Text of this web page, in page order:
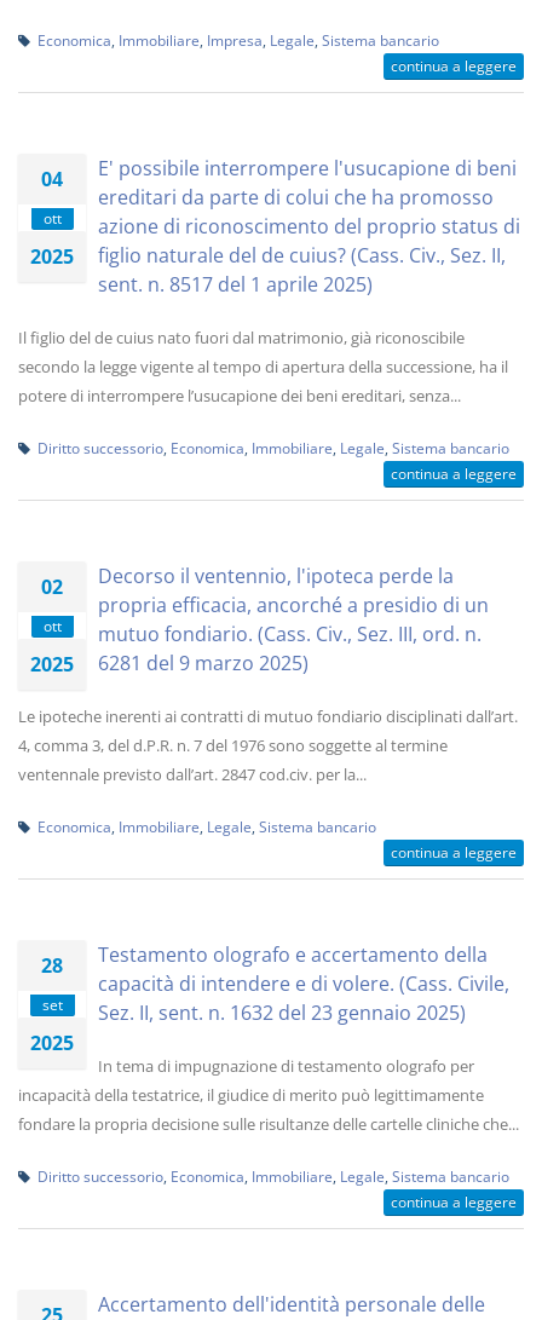
Economica Immobiliare Impresa Legale Sistema bancario
continua a leggere
04
ott
2025
E' possibile interrompere l'usucapione di beni
ereditari da parte di colui che ha promosso
azione di riconoscimento del proprio status di
figlio naturale del de cuius? (Cass. Civ., Sez. II,
sent. n. 8517 del 1 aprile 2025)
Il figlio del de cuius nato fuori dal matrimonio, già riconoscibile
secondo la legge vigente al tempo di apertura della successione, ha il
potere di interrompere l’usucapione dei beni ereditari, senza...
Diritto successorio Economica Immobiliare Legale Sistema bancario
continua a leggere
02
ott
2025
Decorso il ventennio, l'ipoteca perde la
propria efficacia, ancorché a presidio di un
mutuo fondiario. (Cass. Civ., Sez. III, ord. n.
6281 del 9 marzo 2025)
Le ipoteche inerenti ai contratti di mutuo fondiario disciplinati dall’art.
4, comma 3, del d.P.R. n. 7 del 1976 sono soggette al termine
ventennale previsto dall’art. 2847 cod.civ. per la...
Economica Immobiliare Legale Sistema bancario
continua a leggere
28
set
2025
Testamento olografo e accertamento della
capacità di intendere e di volere. (Cass. Civile,
Sez. II, sent. n. 1632 del 23 gennaio 2025)
In tema di impugnazione di testamento olografo per
incapacità della testatrice, il giudice di merito può legittimamente
fondare la propria decisione sulle risultanze delle cartelle cliniche che...
Diritto successorio Economica Immobiliare Legale Sistema bancario
continua a leggere
Accertamento dell'identità personale delle